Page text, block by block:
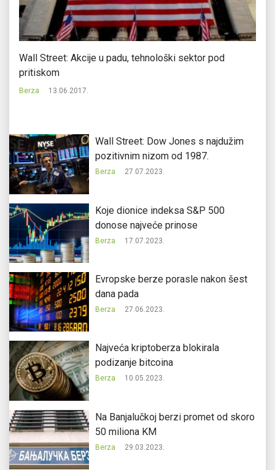
Wall Street: Akcije u padu, tehnološki sektor pod
pritiskom
Berza 13.06.2017.
Wall Street: Dow Jones s najdužim
pozitivnim nizom od 1987.
Berza 27.07.2023.
Koje dionice indeksa S&P 500
donose najveće prinose
Berza 17.07.2023.
Evropske berze porasle nakon šest
dana pada
Berza 27.06.2023.
Najveća kriptoberza blokirala
podizanje bitcoina
Berza 10.05.2023.
Na Banjalučkoj berzi promet od skoro
50 miliona KM
Berza 29.03.2023.